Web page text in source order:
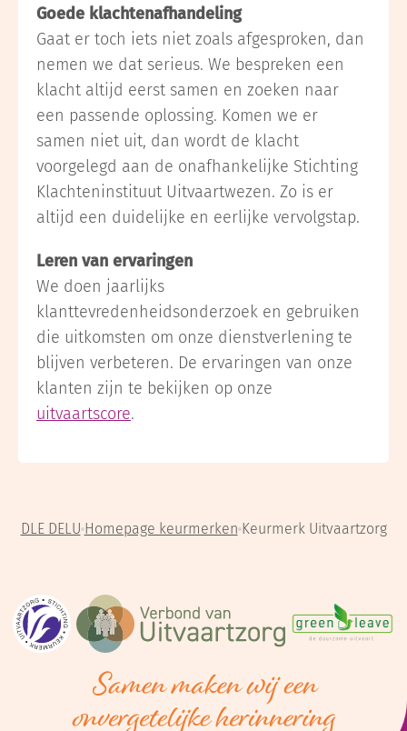
Goede klachtenafhandeling
Gaat er toch iets niet zoals afgesproken, dan
nemen we dat serieus. We bespreken een
klacht altijd eerst samen en zoeken naar
een passende oplossing. Komen we er
samen niet uit, dan wordt de klacht
voorgelegd aan de onafhankelijke Stichting
Klachteninstituut Uitvaartwezen. Zo is er
altijd een duidelijke en eerlijke vervolgstap.
Leren van ervaringen
We doen jaarlijks
klanttevredenheidsonderzoek en gebruiken
die uitkomsten om onze dienstverlening te
blijven verbeteren. De ervaringen van onze
klanten zijn te bekijken op onze
uitvaartscore.
DLE DELU Homepage keurmerken Keurmerk Uitvaartzorg
Stichting Keurmerk Uitvaartzorg
Verbond van Uitvaartzorg GreenLeave
Uw laatste eer is bij ons in vertrouwde